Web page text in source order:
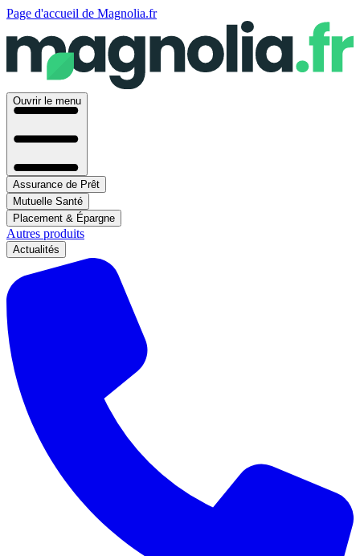
Page d'accueil de Magnolia.fr
Ouvrir le menu
Assurance de Prêt
Mutuelle Santé
Placement & Épargne
Autres produits
Actualités